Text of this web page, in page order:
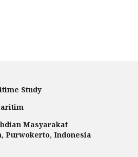
Study
Masyarakat
Purwokerto, Indonesia